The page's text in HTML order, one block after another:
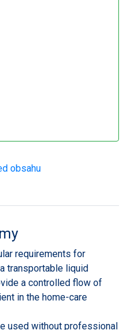
obsahu
requirements for
transportable liquid
a controlled flow of
in the home-care
used without professional